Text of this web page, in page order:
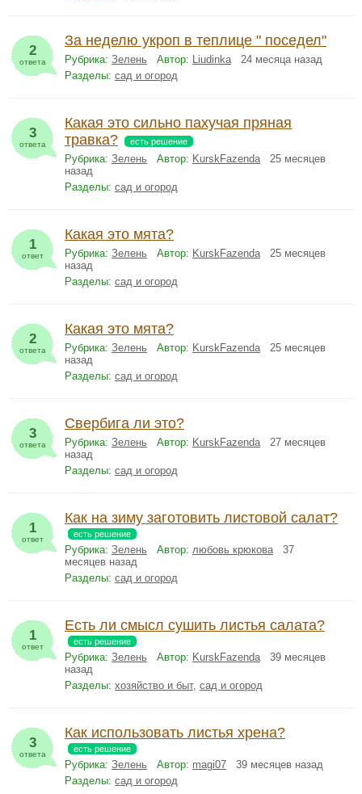
2
ответа
За неделю укроп в теплице " поседел"
Рубрика: Зелень Автор: Liudinka24 месяца назад
Разделы: сад и огород
3
ответа
Какая это сильно пахучая пряная
травка?
есть решение
Рубрика: Зелень Автор: KurskFazenda25 месяцев
назад
Разделы: сад и огород
1
ответ
Какая это мята?
Рубрика: Зелень Автор: KurskFazenda25 месяцев
назад
Разделы: сад и огород
2
ответа
Какая это мята?
Рубрика: Зелень Автор: KurskFazenda25 месяцев
назад
Разделы: сад и огород
3
ответа
Свербига ли это?
Рубрика: Зелень Автор: KurskFazenda27 месяцев
назад
Разделы: сад и огород
1
ответ
Как на зиму заготовить листовой салат?
есть решение
Рубрика: Зелень Автор: любовь крюкова37
месяцев назад
Разделы: сад и огород
1
ответ
Есть ли смысл сушить листья салата?
есть решение
Рубрика: Зелень Автор: KurskFazenda39 месяцев
назад
Разделы: хозяйство и быт, сад и огород
3
ответа
Как использовать листья хрена?
есть решение
Рубрика: Зелень Автор: magi07 39 месяцев назад
Разделы: сад и огород